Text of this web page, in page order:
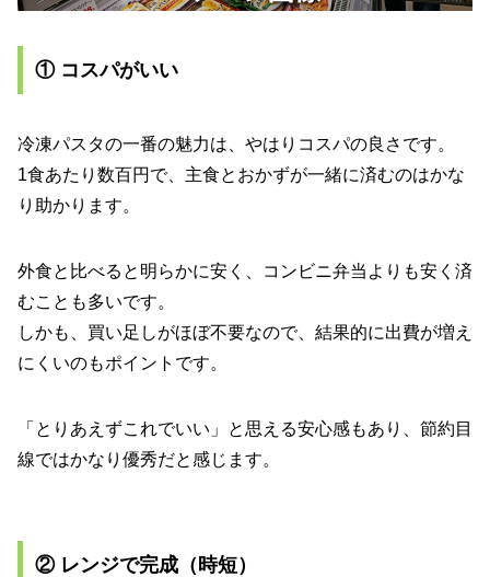
① コスパがいい
冷凍パスタの一番の魅力は、やはりコスパの良さです。
1食あたり数百円で、主食とおかずが一緒に済むのはかな
り助かります。
外食と比べると明らかに安く、コンビニ弁当よりも安く済
むことも多いです。
しかも、買い足しがほぼ不要なので、結果的に出費が増え
にくいのもポイントです。
「とりあえずこれでいい」と思える安心感もあり、節約目
線ではかなり優秀だと感じます。
② レンジで完成（時短）